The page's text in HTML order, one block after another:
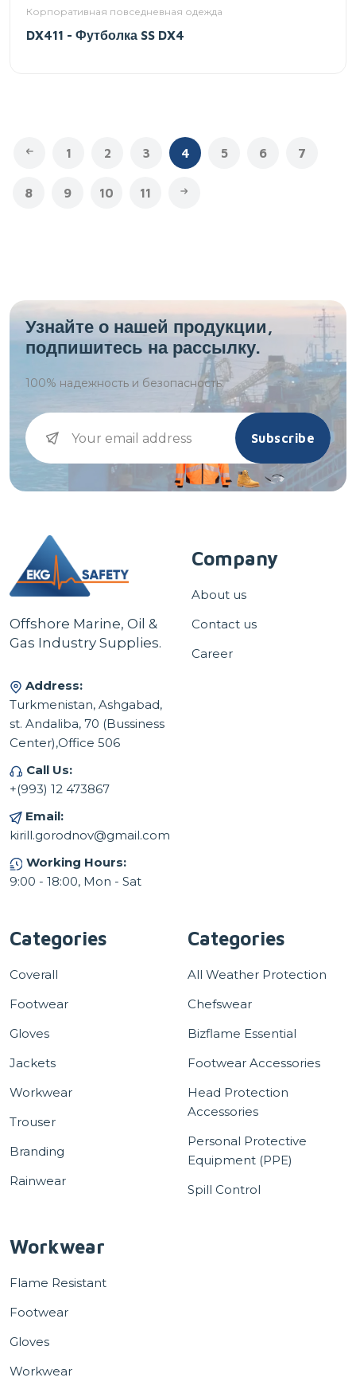
Корпоративная повседневная одежда
DX411 - Футболка SS DX4
1 2 3 4 5 6 7
8 9 10 11
Узнайте о нашей продукции,
подпишитесь на рассылку.
100% надежность и безопасность.
Subscribe
Offshore Marine, Oil &
Gas Industry Supplies.
Address:
Turkmenistan, Ashgabad,
st. Andaliba, 70 (Bussiness
Center),Office 506
Call Us:
+(993) 12 473867
Email:
kirill.gorodnov@gmail.com
Working Hours:
9:00 - 18:00, Mon - Sat
Company
About us
Contact us
Career
Categories
Coverall
Footwear
Gloves
Jackets
Workwear
Trouser
Branding
Rainwear
Categories
All Weather Protection
Chefswear
Bizflame Essential
Footwear Accessories
Head Protection
Accessories
Personal Protective
Equipment (PPE)
Spill Control
Workwear
Flame Resistant
Footwear
Gloves
Workwear